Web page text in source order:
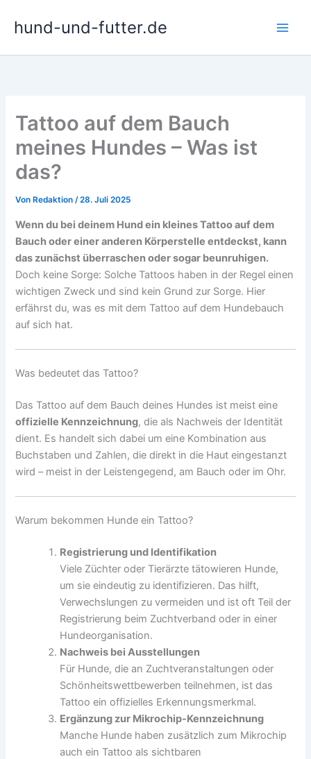
Inhalthund-und-futter.de
Tattoo auf dem Bauch
meines Hundes – Was ist
das?
Von Redaktion/28. Juli 2025
Wenn du bei deinem Hund ein kleines Tattoo auf dem
Bauch oder einer anderen Körperstelle entdeckst, kann
das zunächst überraschen oder sogar beunruhigen.
Doch keine Sorge: Solche Tattoos haben in der Regel einen
wichtigen Zweck und sind kein Grund zur Sorge. Hier
erfährst du, was es mit dem Tattoo auf dem Hundebauch
auf sich hat.
Was bedeutet das Tattoo?
Das Tattoo auf dem Bauch deines Hundes ist meist eine
offizielle Kennzeichnung, die als Nachweis der Identität
dient. Es handelt sich dabei um eine Kombination aus
Buchstaben und Zahlen, die direkt in die Haut eingestanzt
wird – meist in der Leistengegend, am Bauch oder im Ohr.
Warum bekommen Hunde ein Tattoo?
Registrierung und Identifikation
Viele Züchter oder Tierärzte tätowieren Hunde,
um sie eindeutig zu identifizieren. Das hilft,
Verwechslungen zu vermeiden und ist oft Teil der
Registrierung beim Zuchtverband oder in einer
Hundeorganisation.
Nachweis bei Ausstellungen
Für Hunde, die an Zuchtveranstaltungen oder
Schönheitswettbewerben teilnehmen, ist das
Tattoo ein offizielles Erkennungsmerkmal.
Ergänzung zur Mikrochip-Kennzeichnung
Manche Hunde haben zusätzlich zum Mikrochip
auch ein Tattoo als sichtbaren